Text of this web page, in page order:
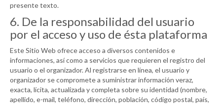
presente texto.
6. De la responsabilidad del usuario
por el acceso y uso de ésta plataforma
Este Sitio Web ofrece acceso a diversos contenidos e
informaciones, así como a servicios que requieren el registro del
usuario o el organizador. Al registrarse en línea, el usuario y
organizador se compromete a suministrar información veraz,
exacta, lícita, actualizada y completa sobre su identidad (nombre,
apellido, e-mail, teléfono, dirección, población, código postal, país,